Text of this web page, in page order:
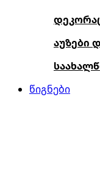
აუზები
წიგნები